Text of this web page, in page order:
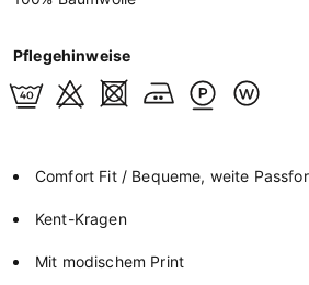
Pflegehinweise
Comfort Fit / Bequeme, weite
Kent-Kragen
Mit modischem Print